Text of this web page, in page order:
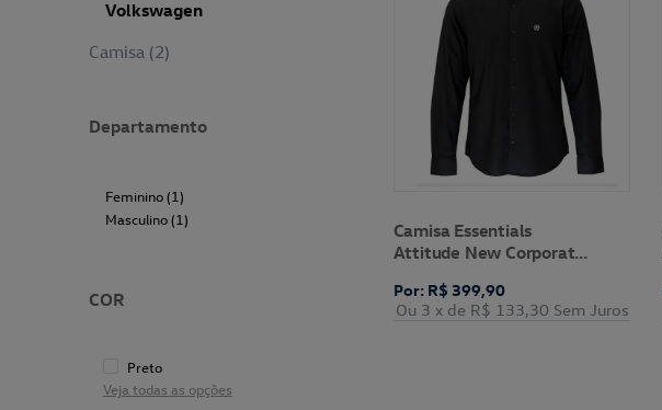
Volkswagen
Camisa (2)
Departamento
Feminino (1)
Masculino (1)
COR
Preto
Veja todas as opções
Camisa Essentials
Attitude New Corporate
Por: R$ 399,90
Ou 3 x de R$ 133,30 Sem Juros